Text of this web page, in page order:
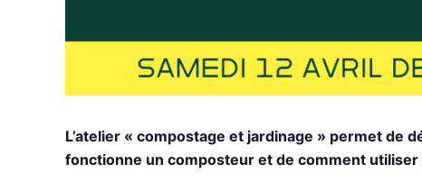
L’atelier « compostage et jardinage » permet
fonctionne un composteur et de comment utiliser